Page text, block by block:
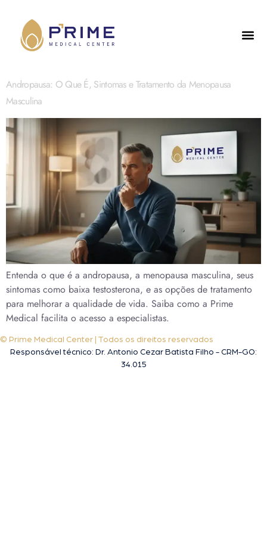
Andropausa: O Que É, Sintomas e Tratamento da Menopausa
Masculina
Entenda o que é a andropausa, a menopausa masculina, seus
sintomas como baixa testosterona, e as opções de tratamento
para melhorar a qualidade de vida. Saiba como a Prime
Medical facilita o acesso a especialistas.
© Prime Medical Center | Todos os direitos reservados
Responsável técnico: Dr. Antonio Cezar Batista Filho - CRM-GO:
34.015